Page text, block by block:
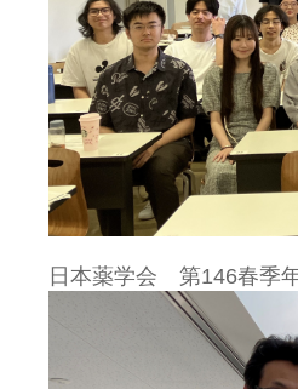
日本薬学会 第146春季